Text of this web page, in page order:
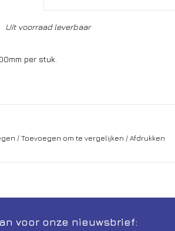
Uit voorraad leverbaar
per stuk.
/ Toevoegen om te vergelijken / Afdrukken
voor onze nieuwsbrief: